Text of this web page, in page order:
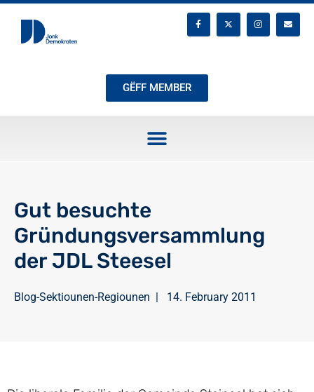
GËFF MEMBER
Gut besuchte
Gründungsversammlung
der JDL Steesel
Blog-Sektiounen-Regiounen | 14. February 2011